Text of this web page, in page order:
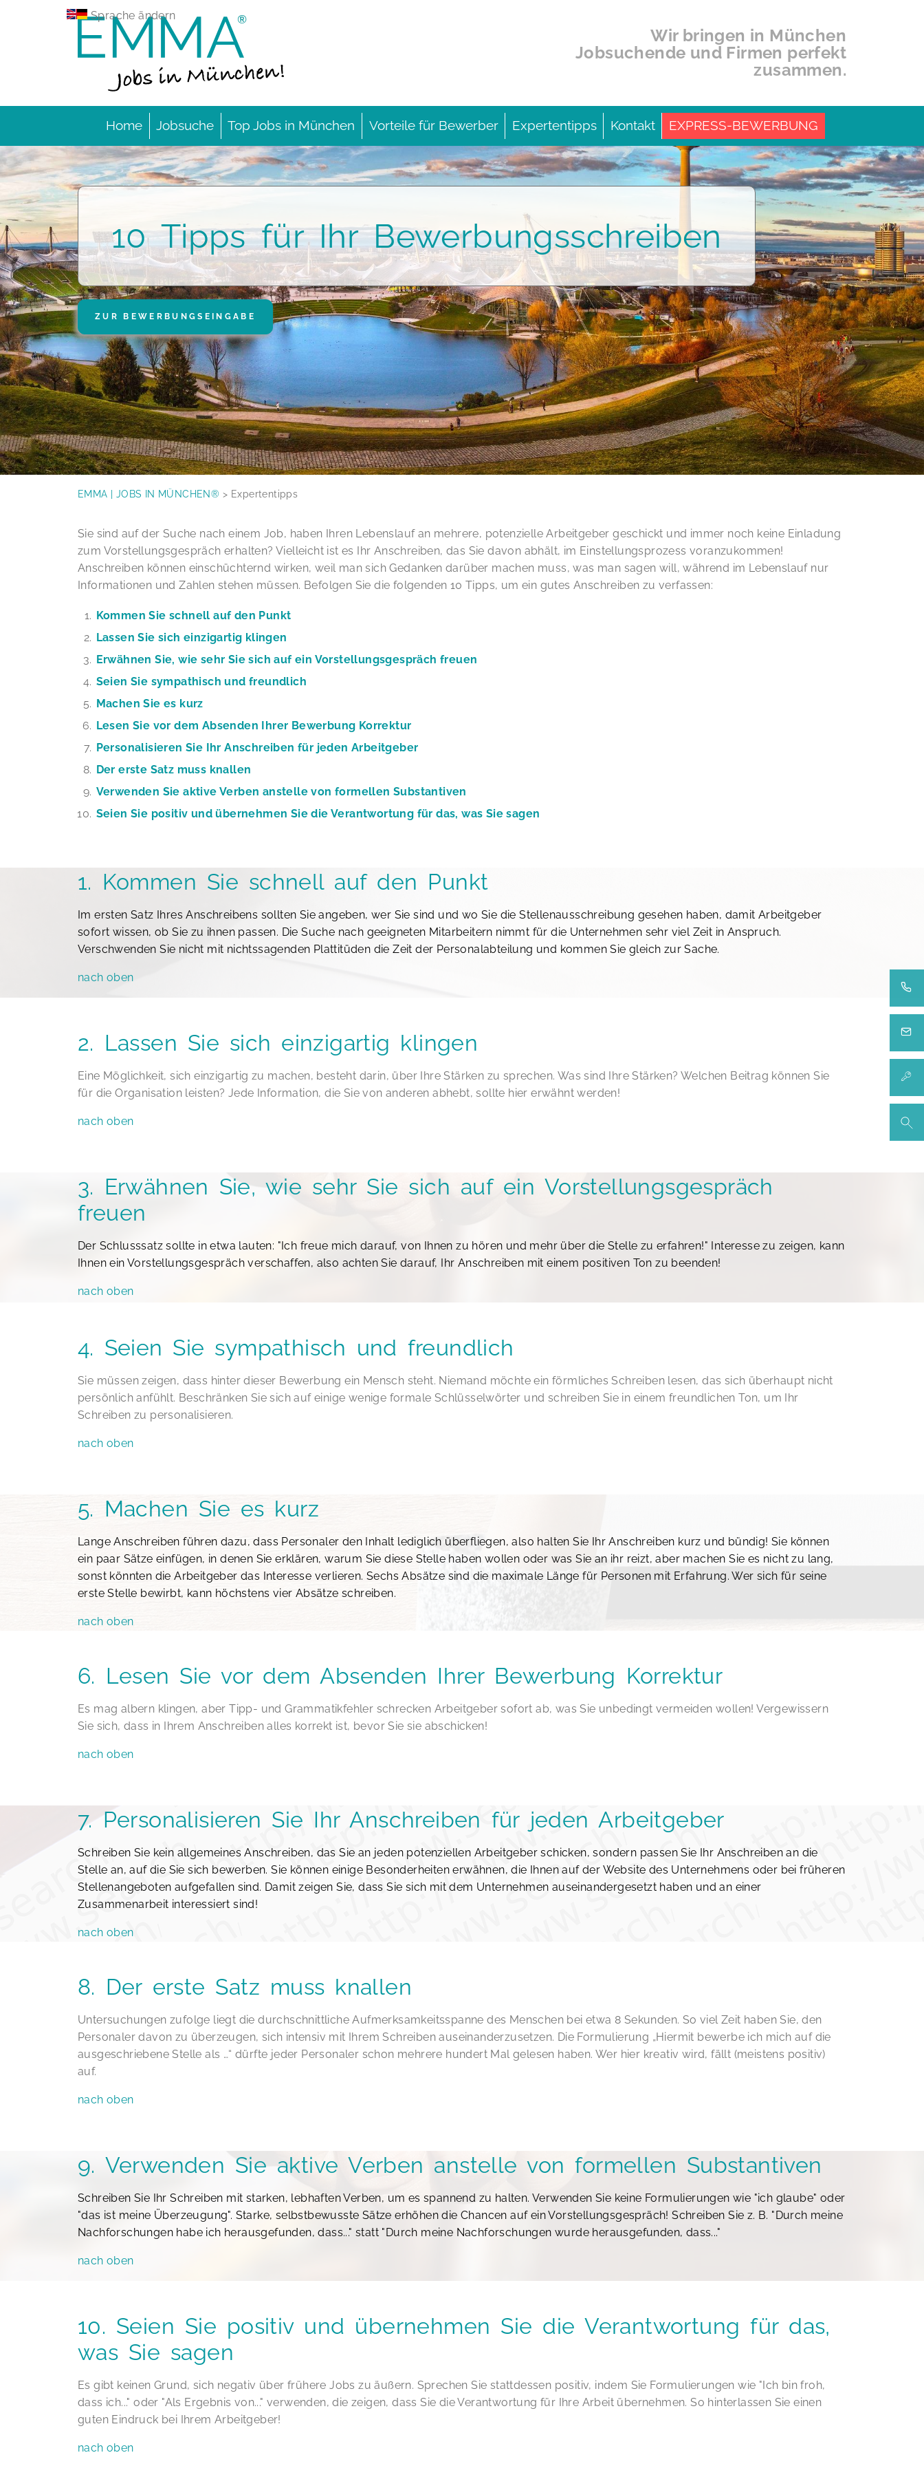
Sprache ändern
Wir bringen in München
Jobsuchende und Firmen perfekt
zusammen.
N
i
g
a
i
o
n
ü
b
e
r
s
p
r
i
n
g
e
n
Home Jobsuche Top Jobs in München Vorteile für Bewerber Expertentipps Kontakt EXPRESS-BEWERBUNG
10 Tipps für Ihr Bewerbungsschreiben
ZUR BEWERBUNGSEINGABE
EMMA | JOBS IN MÜNCHEN® Expertentipps
Sie sind auf der Suche nach einem Job, haben Ihren Lebenslauf an mehrere, potenzielle Arbeitgeber geschickt und immer noch keine Einladung
zum Vorstellungsgespräch erhalten? Vielleicht ist es Ihr Anschreiben, das Sie davon abhält, im Einstellungsprozess voranzukommen!
Anschreiben können einschüchternd wirken, weil man sich Gedanken darüber machen muss, was man sagen will, während im Lebenslauf nur
Informationen und Zahlen stehen müssen. Befolgen Sie die folgenden 10 Tipps, um ein gutes Anschreiben zu verfassen:
Kommen Sie schnell auf den Punkt
Lassen Sie sich einzigartig klingen
Erwähnen Sie, wie sehr Sie sich auf ein Vorstellungsgespräch freuen
Seien Sie sympathisch und freundlich
Machen Sie es kurz
Lesen Sie vor dem Absenden Ihrer Bewerbung Korrektur
Personalisieren Sie Ihr Anschreiben für jeden Arbeitgeber
Der erste Satz muss knallen
Verwenden Sie aktive Verben anstelle von formellen Substantiven
Seien Sie positiv und übernehmen Sie die Verantwortung für das, was Sie sagen
1. Kommen Sie schnell auf den Punkt
Im ersten Satz Ihres Anschreibens sollten Sie angeben, wer Sie sind und wo Sie die Stellenausschreibung gesehen haben, damit Arbeitgeber
sofort wissen, ob Sie zu ihnen passen. Die Suche nach geeigneten Mitarbeitern nimmt für die Unternehmen sehr viel Zeit in Anspruch.
Verschwenden Sie nicht mit nichtssagenden Plattitüden die Zeit der Personalabteilung und kommen Sie gleich zur Sache.
nach oben
2. Lassen Sie sich einzigartig klingen
Eine Möglichkeit, sich einzigartig zu machen, besteht darin, über Ihre Stärken zu sprechen. Was sind Ihre Stärken? Welchen Beitrag können Sie
für die Organisation leisten? Jede Information, die Sie von anderen abhebt, sollte hier erwähnt werden!
nach oben
3. Erwähnen Sie, wie sehr Sie sich auf ein Vorstellungsgespräch
freuen
Der Schlusssatz sollte in etwa lauten: "Ich freue mich darauf, von Ihnen zu hören und mehr über die Stelle zu erfahren!" Interesse zu zeigen, kann
Ihnen ein Vorstellungsgespräch verschaffen, also achten Sie darauf, Ihr Anschreiben mit einem positiven Ton zu beenden!
nach oben
4. Seien Sie sympathisch und freundlich
Sie müssen zeigen, dass hinter dieser Bewerbung ein Mensch steht. Niemand möchte ein förmliches Schreiben lesen, das sich überhaupt nicht
persönlich anfühlt. Beschränken Sie sich auf einige wenige formale Schlüsselwörter und schreiben Sie in einem freundlichen Ton, um Ihr
Schreiben zu personalisieren.
nach oben
5. Machen Sie es kurz
Lange Anschreiben führen dazu, dass Personaler den Inhalt lediglich überfliegen, also halten Sie Ihr Anschreiben kurz und bündig! Sie können
ein paar Sätze einfügen, in denen Sie erklären, warum Sie diese Stelle haben wollen oder was Sie an ihr reizt, aber machen Sie es nicht zu lang,
sonst könnten die Arbeitgeber das Interesse verlieren. Sechs Absätze sind die maximale Länge für Personen mit Erfahrung. Wer sich für seine
erste Stelle bewirbt, kann höchstens vier Absätze schreiben.
nach oben
6. Lesen Sie vor dem Absenden Ihrer Bewerbung Korrektur
Es mag albern klingen, aber Tipp- und Grammatikfehler schrecken Arbeitgeber sofort ab, was Sie unbedingt vermeiden wollen! Vergewissern
Sie sich, dass in Ihrem Anschreiben alles korrekt ist, bevor Sie sie abschicken!
nach oben
7. Personalisieren Sie Ihr Anschreiben für jeden Arbeitgeber
Schreiben Sie kein allgemeines Anschreiben, das Sie an jeden potenziellen Arbeitgeber schicken, sondern passen Sie Ihr Anschreiben an die
Stelle an, auf die Sie sich bewerben. Sie können einige Besonderheiten erwähnen, die Ihnen auf der Website des Unternehmens oder bei früheren
Stellenangeboten aufgefallen sind. Damit zeigen Sie, dass Sie sich mit dem Unternehmen auseinandergesetzt haben und an einer
Zusammenarbeit interessiert sind!
nach oben
8. Der erste Satz muss knallen
Untersuchungen zufolge liegt die durchschnittliche Aufmerksamkeitsspanne des Menschen bei etwa 8 Sekunden. So viel Zeit haben Sie, den
Personaler davon zu überzeugen, sich intensiv mit Ihrem Schreiben auseinanderzusetzen. Die Formulierung „Hiermit bewerbe ich mich auf die
ausgeschriebene Stelle als …“ dürfte jeder Personaler schon mehrere hundert Mal gelesen haben. Wer hier kreativ wird, fällt (meistens positiv)
auf.
nach oben
9. Verwenden Sie aktive Verben anstelle von formellen Substantiven
Schreiben Sie Ihr Schreiben mit starken, lebhaften Verben, um es spannend zu halten. Verwenden Sie keine Formulierungen wie "ich glaube" oder
"das ist meine Überzeugung". Starke, selbstbewusste Sätze erhöhen die Chancen auf ein Vorstellungsgespräch! Schreiben Sie z. B. "Durch meine
Nachforschungen habe ich herausgefunden, dass..." statt "Durch meine Nachforschungen wurde herausgefunden, dass..."
nach oben
10. Seien Sie positiv und übernehmen Sie die Verantwortung für das,
was Sie sagen
Es gibt keinen Grund, sich negativ über frühere Jobs zu äußern. Sprechen Sie stattdessen positiv, indem Sie Formulierungen wie "Ich bin froh,
dass ich..." oder "Als Ergebnis von..." verwenden, die zeigen, dass Sie die Verantwortung für Ihre Arbeit übernehmen. So hinterlassen Sie einen
guten Eindruck bei Ihrem Arbeitgeber!
nach oben